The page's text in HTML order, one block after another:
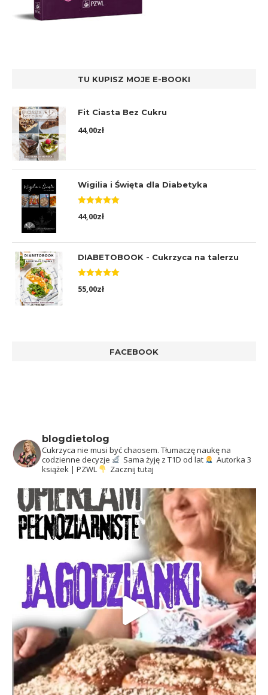
TU KUPISZ MOJE E-BOOKI
Fit Ciasta Bez Cukru
44,00zł
Wigilia i Święta dla Diabetyka
5.00na 5
44,00zł
DIABETOBOOK - Cukrzyca na talerzu
5.00na 5
55,00zł
FACEBOOK
blogdietolog
Cukrzyca nie musi być chaosem. Tłumaczę naukę na
codzienne decyzje
Sama żyję z T1D od lat
Autorka 3
książek | PZWL
Zacznij tutaj